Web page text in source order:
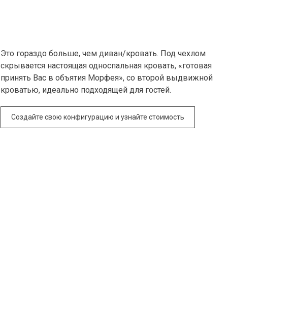
Это гораздо больше, чем диван/кровать. Под чехлом
скрывается настоящая односпальная кровать, «готовая
принять Вас в объятия Морфея», со второй выдвижной
кроватью, идеально подходящей для гостей.
Создайте свою конфигурацию и узнайте стоимость